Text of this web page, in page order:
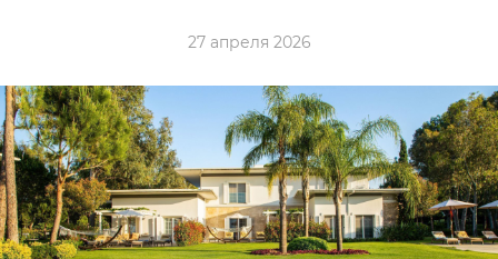
27 апреля 2026